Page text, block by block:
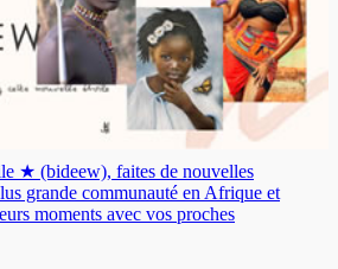
★ (bideew), faites de nouvelles
grande communauté en Afrique et
moments avec vos proches